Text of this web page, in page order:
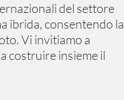
del settore
ibrida, consentendo la
Vi invitiamo a
costruire insieme il